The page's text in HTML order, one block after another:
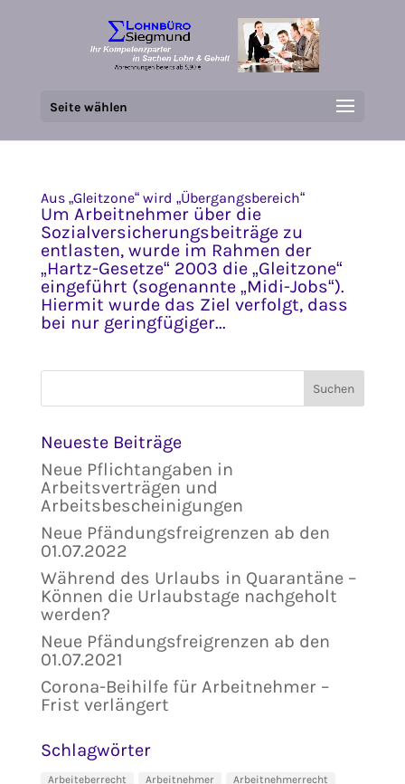
Seite wählen
Aus „Gleitzone“ wird „Übergangsbereich“
Um Arbeitnehmer über die
Sozialversicherungsbeiträge zu
entlasten, wurde im Rahmen der
„Hartz-Gesetze“ 2003 die „Gleitzone“
eingeführt (sogenannte „Midi-Jobs“).
Hiermit wurde das Ziel verfolgt, dass
bei nur geringfügiger...
Neueste Beiträge
Neue Pflichtangaben in
Arbeitsverträgen und
Arbeitsbescheinigungen
Neue Pfändungsfreigrenzen ab den
01.07.2022
Während des Urlaubs in Quarantäne –
Können die Urlaubstage nachgeholt
werden?
Neue Pfändungsfreigrenzen ab den
01.07.2021
Corona-Beihilfe für Arbeitnehmer –
Frist verlängert
Schlagwörter
Arbeiteberrecht Arbeitnehmer
Arbeitnehmerrecht